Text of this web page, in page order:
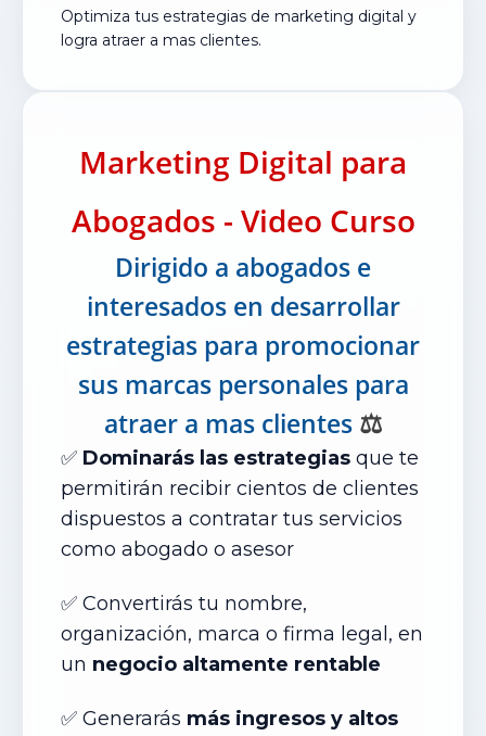
Optimiza tus estrategias de marketing digital y
logra atraer a mas clientes.
Marketing Digital para
Abogados - Video Curso
Dirigido a abogados e
interesados en desarrollar
estrategias para promocionar
sus marcas personales para
atraer a mas clientes‍⚖️
✅ Dominarás las estrategias que te
permitirán recibir cientos de clientes
dispuestos a contratar tus servicios
como abogado o asesor
✅ Convertirás tu nombre,
organización, marca o firma legal, en
un negocio altamente rentable
✅ Generarás más ingresos y altos